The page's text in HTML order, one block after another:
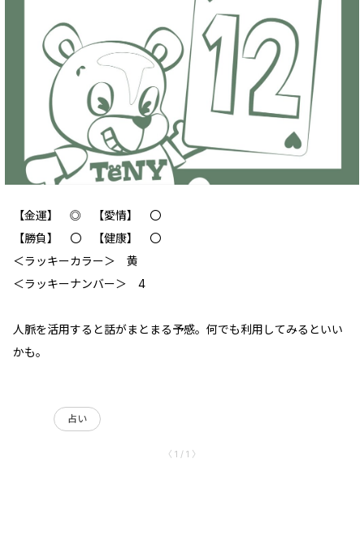
【金運】 ◎ 【愛情】 〇
【勝負】 〇 【健康】 〇
＜ラッキーカラー＞ 黄
＜ラッキーナンバー＞ 4
人脈を活用すると話がまとまる予感。何でも利用してみるといい
かも。
占い
〈 1 / 1 〉